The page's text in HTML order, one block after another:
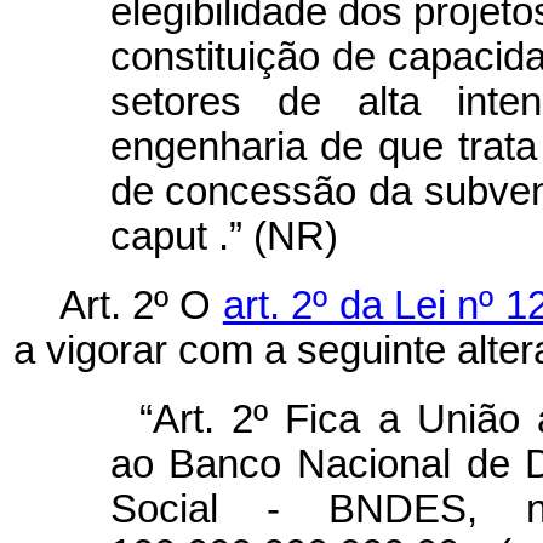
elegibilidade dos
constituição de
setores de alta
engenharia de que
de concessão da
caput .” (NR)
Art. 2º O art. 2º da Lei nº
a vigorar com a seguinte
“Art. 2º Fica a
ao Banco Nacional de
Social - BNDES,